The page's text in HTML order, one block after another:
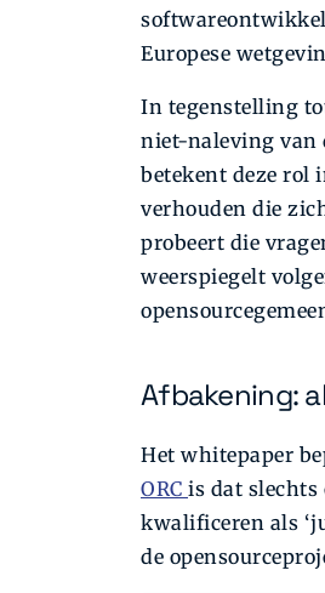
Europese
In tegenstelling
niet-naleving van
betekent deze rol
verhouden die
probeert die
weerspiegelt
Afbakening:
Het whitepaper
ORC is dat slechts
kwalificeren als
de